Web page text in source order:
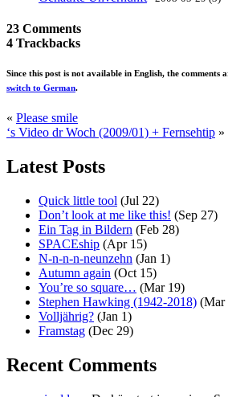
23 Comments
4 Trackbacks
Since this post is not available in English, the comments
switch to German.
« Please smile
‘s Video dr Woch (2009/01) + Fernsehtip »
Latest Posts
Quick little tool (Jul 22)
Don’t look at me like this! (Sep 27)
Ein Tag in Bildern (Feb 28)
SPACEship (Apr 15)
N-n-n-n-neunzehn (Jan 1)
Autumn again (Oct 15)
You’re so square… (Mar 19)
Stephen Hawking (1942-2018) (Mar
Volljährig? (Jan 1)
Framstag (Dec 29)
Recent Comments